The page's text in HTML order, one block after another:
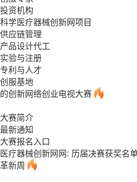
投资机构
科学医疗器械创新网项目
供应链管理
产品设计代工
实验与注册
专利与人才
创服基地
的创新网络创业电视大赛
大赛简介
最新通知
大赛报名入口
医疗器械创新网网: 历届决赛获奖名
革新周